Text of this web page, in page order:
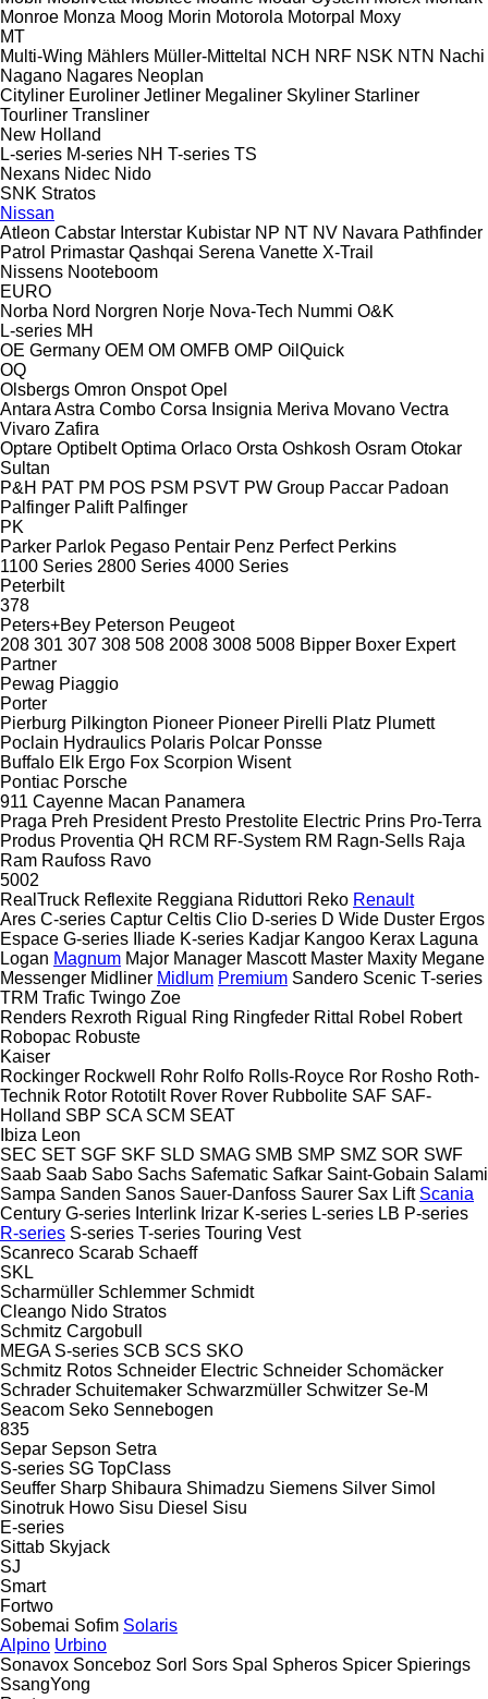
Monroe Monza Moog Morin Motorola Motorpal
Moxy
MT
Multi-Wing Mählers Müller-Mitteltal NCH NRF NSK NTN Nachi
Nagano Nagares Neoplan
Cityliner Euroliner Jetliner Megaliner Skyliner Starliner
Tourliner Transliner
New Holland
L-series M-series NH T-series TS
Nexans Nidec Nido
SNK Stratos
Nissan
Atleon Cabstar Interstar Kubistar NP NT NV Navara Pathfinder
Patrol Primastar Qashqai Serena Vanette X-Trail
Nissens Nooteboom
EURO
Norba Nord Norgren Norje Nova-Tech Nummi O&K
L-series MH
OE Germany OEM OM OMFB OMP OilQuick
OQ
Olsbergs Omron Onspot Opel
Antara Astra Combo Corsa Insignia Meriva Movano Vectra
Vivaro Zafira
Optare Optibelt Optima Orlaco Orsta Oshkosh Osram Otokar
Sultan
P&H PAT PM POS PSM PSVT PW Group Paccar Padoan
Palfinger Palift Palfinger
PK
Parker Parlok Pegaso Pentair Penz Perfect Perkins
1100 Series 2800 Series 4000 Series
Peterbilt
378
Peters+Bey Peterson Peugeot
208 301 307 308 508 2008 3008 5008 Bipper Boxer Expert
Partner
Pewag Piaggio
Porter
Pierburg Pilkington Pioneer Pioneer Pirelli Platz Plumett
Poclain Hydraulics Polaris Polcar Ponsse
Buffalo Elk Ergo Fox Scorpion Wisent
Pontiac Porsche
911 Cayenne Macan Panamera
Praga Preh President Presto Prestolite Electric Prins Pro-Terra
Produs Proventia QH RCM RF-System RM Ragn-Sells Raja
Ram Raufoss Ravo
5002
RealTruck Reflexite Reggiana Riduttori Reko Renault
Ares C-series Captur Celtis Clio D-series D Wide Duster Ergos
Espace G-series Iliade K-series Kadjar Kangoo Kerax Laguna
Logan Magnum Major Manager Mascott Master Maxity Megane
Messenger Midliner Midlum Premium Sandero Scenic T-series
TRM Trafic Twingo Zoe
Renders Rexroth Rigual Ring Ringfeder Rittal Robel Robert
Robopac Robuste
Kaiser
Rockinger Rockwell Rohr Rolfo Rolls-Royce Ror Rosho Roth-
Technik Rotor Rototilt Rover Rover Rubbolite SAF SAF-
Holland SBP SCA SCM SEAT
Ibiza Leon
SEC SET SGF SKF SLD SMAG SMB SMP SMZ SOR SWF
Saab Saab Sabo Sachs Safematic Safkar Saint-Gobain Salami
Sampa Sanden Sanos Sauer-Danfoss Saurer Sax Lift Scania
Century G-series Interlink Irizar K-series L-series LB P-series
R-series S-series T-series Touring Vest
Scanreco Scarab Schaeff
SKL
Scharmüller Schlemmer Schmidt
Cleango Nido Stratos
Schmitz Cargobull
MEGA S-series SCB SCS SKO
Schmitz Rotos Schneider Electric Schneider Schomäcker
Schrader Schuitemaker Schwarzmüller Schwitzer Se-M
Seacom Seko Sennebogen
835
Separ Sepson Setra
S-series SG TopClass
Seuffer Sharp Shibaura Shimadzu Siemens Silver Simol
Sinotruk Howo Sisu Diesel Sisu
E-series
Sittab Skyjack
SJ
Smart
Fortwo
Sobemai Sofim Solaris
Alpino Urbino
Sonavox Sonceboz Sorl Sors Spal Spheros Spicer Spierings
SsangYong